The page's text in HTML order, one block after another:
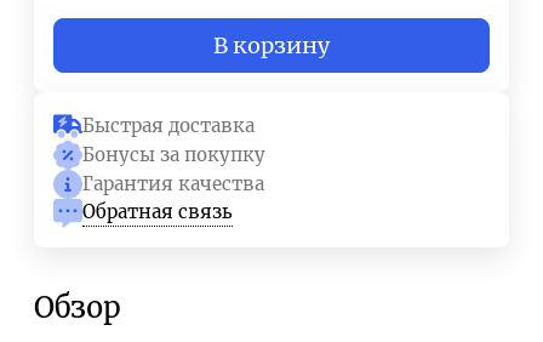
В корзину
Быстрая доставка
Бонусы за покупку
Гарантия качества
Обратная связь
Обзор